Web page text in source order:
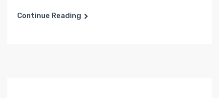
Continue Reading